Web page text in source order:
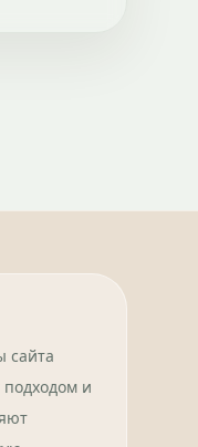
сайта
подходом и